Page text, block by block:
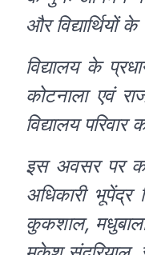
और विद्यार्थियों
विद्यालय के
कोटनाला एवं
विद्यालय
इस अवसर पर
अधिकारी भूपेंद्र
कुकशाल, मधुबाला